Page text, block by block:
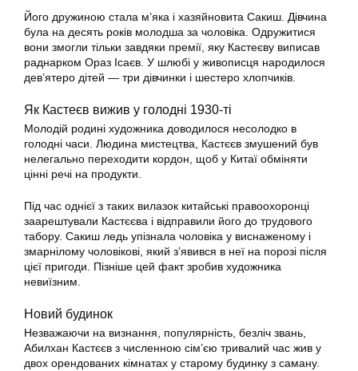
Його дружиною стала м’яка і хазяйновита Сакиш. Дівчина
була на десять років молодша за чоловіка. Одружитися
вони змогли тільки завдяки премії, яку Кастеєву виписав
раднарком Ораз Ісаєв. У шлюбі у живописця народилося
дев’ятеро дітей — три дівчинки і шестеро хлопчиків.
Як Кастеєв вижив у голодні 1930-ті
Молодій родині художника доводилося несолодко в
голодні часи. Людина мистецтва, Кастєєв змушений був
нелегально переходити кордон, щоб у Китаї обміняти
цінні речі на продукти.
Під час однієї з таких вилазок китайські правоохоронці
заарештували Кастєєва і відправили його до трудового
табору. Сакиш ледь упізнала чоловіка у виснаженому і
змарнілому чоловікові, який з’явився в неї на порозі після
цієї пригоди. Пізніше цей факт зробив художника
невиїзним.
Новий будинок
Незважаючи на визнання, популярність, безліч звань,
Абилхан Кастєєв з численною сім’єю тривалий час жив у
двох орендованих кімнатах у старому будинку з саману.